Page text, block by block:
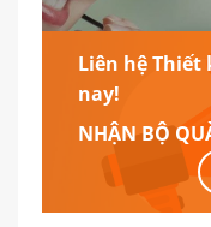
Liên hệ
nay!
NHẬN BỘ